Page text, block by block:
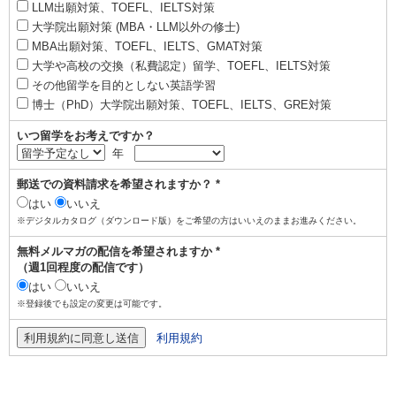
LLM出願対策、TOEFL、IELTS対策
大学院出願対策 (MBA・LLM以外の修士)
MBA出願対策、TOEFL、IELTS、GMAT対策
大学や高校の交換（私費認定）留学、TOEFL、IELTS対策
その他留学を目的としない英語学習
博士（PhD）大学院出願対策、TOEFL、IELTS、GRE対策
いつ留学をお考えですか？
年
郵送での資料請求を希望されますか？ *
はい
いいえ
※デジタルカタログ（ダウンロード版）をご希望の方はいいえのままお進みください。
無料メルマガの配信を希望されますか *
（週1回程度の配信です）
はい
いいえ
※登録後でも設定の変更は可能です。
利用規約